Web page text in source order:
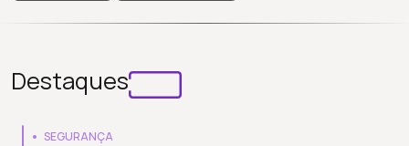
Destaques
SEGURANÇA